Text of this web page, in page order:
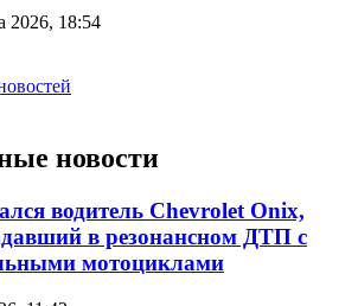
2026, 18:54
новости
водитель Chevrolet Onix,
в резонансном ДТП с
мотоциклами